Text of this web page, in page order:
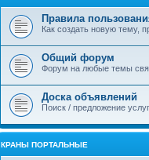
Правила
Как создать новую тему,
Общий форум
Форум на любые темы
Доска объявлений
Поиск / предложение
КРАНЫ ПОРТАЛЬНЫЕ